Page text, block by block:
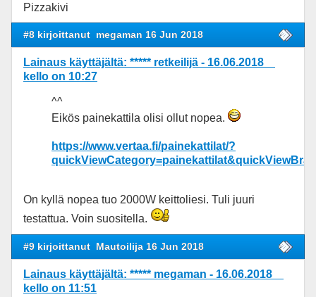
Pizzakivi
#8 kirjoittanut megaman 16 Jun 2018
Lainaus käyttäjältä: ***** retkeilijä - 16.06.2018
kello on 10:27
^^
Eikös painekattila olisi ollut nopea.
https://www.vertaa.fi/painekattilat/?
On kyllä nopea tuo 2000W keittoliesi. Tuli juuri
testattua. Voin suositella.
#9 kirjoittanut Mautoilija 16 Jun 2018
Lainaus käyttäjältä: ***** megaman - 16.06.2018
kello on 11:51